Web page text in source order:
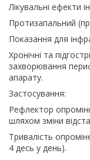
Лікувальні ефекти
Протизапальний
Показання для
Хронічні та
захворювання
апарату.
Застосування:
Рефлектор
шляхом зміни
Тривалість
4 десь у день).